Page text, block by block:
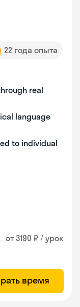
22 года опыта
real
language
to individual
от 3190 ₽ / урок
время